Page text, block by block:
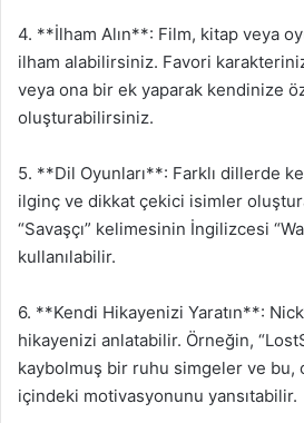
4. **İlham Alın**: Film, kitap veya
ilham alabilirsiniz. Favori
veya ona bir ek yaparak kendinize
oluşturabilirsiniz.
5. **Dil Oyunları**: Farklı dillerde
ilginç ve dikkat çekici isimler
“Savaşçı” kelimesinin İngilizcesi
kullanılabilir.
6. **Kendi Hikayenizi Yaratın**:
hikayenizi anlatabilir. Örneğin,
kaybolmuş bir ruhu simgeler ve bu,
içindeki motivasyonunu yansıtabilir.